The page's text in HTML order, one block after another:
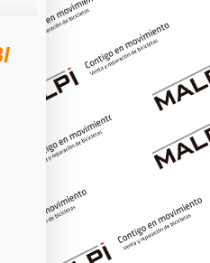
TODAS